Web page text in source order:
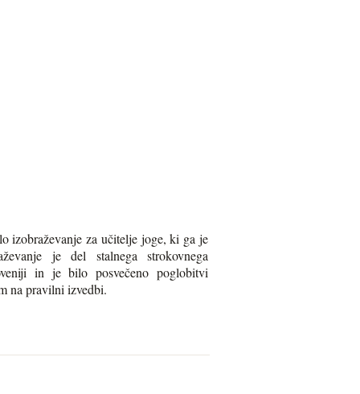
izobraževanje za učitelje joge, ki ga je
je del stalnega strokovnega
in je bilo posvečeno poglobitvi
na pravilni izvedbi.